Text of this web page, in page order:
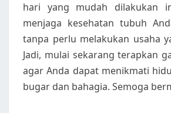
hari yang mudah dilakukan
menjaga kesehatan tubuh
tanpa perlu melakukan usaha
Jadi, mulai sekarang terapkan
agar Anda dapat menikmati
bugar dan bahagia. Semoga